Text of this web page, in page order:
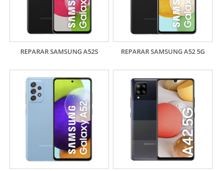
REPARAR SAMSUNG A52S REPARAR SAMSUNG A52 5G